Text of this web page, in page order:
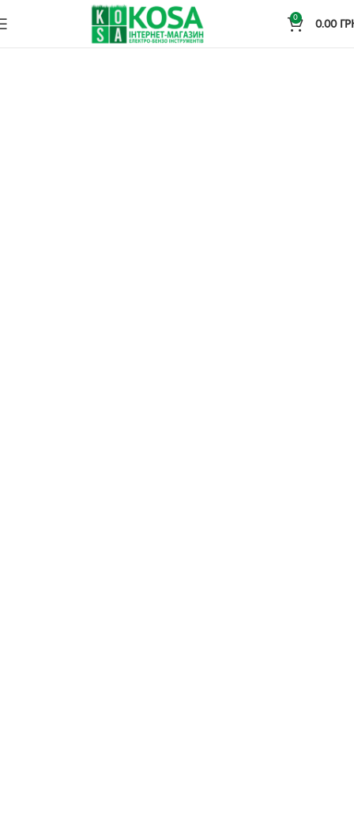
0
0.00